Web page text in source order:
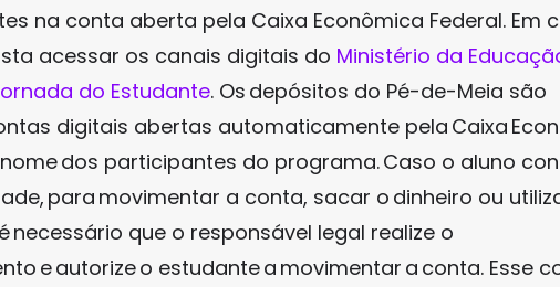
na conta aberta pela Caixa Econômica Federal. Em
acessar os canais digitais do Ministério da
do Estudante. Os depósitos do Pé-de-Meia são
digitais abertas automaticamente pela Caixa
dos participantes do programa. Caso o aluno
para movimentar a conta, sacar o dinheiro ou
necessário que o responsável legal realize o
e autorize o estudante a movimentar a conta. Esse